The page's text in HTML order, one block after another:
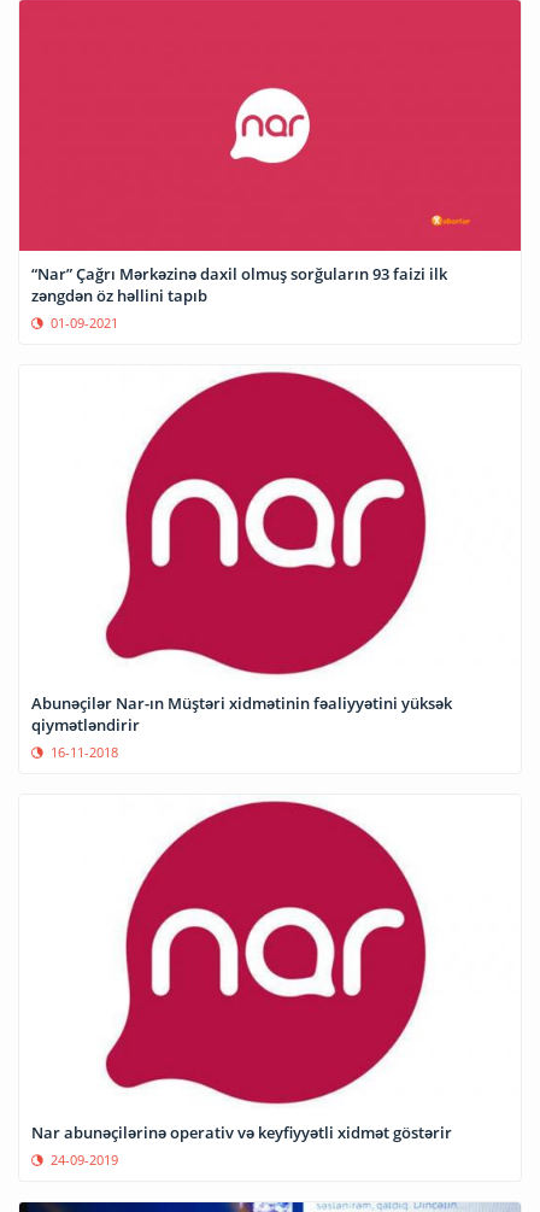
“Nar” Çağrı Mərkəzinə daxil olmuş sorğuların 93 faizi ilk
zəngdən öz həllini tapıb
01-09-2021
Abunəçilər Nar-ın Müştəri xidmətinin fəaliyyətini yüksək
qiymətləndirir
16-11-2018
Nar abunəçilərinə operativ və keyfiyyətli xidmət göstərir
24-09-2019